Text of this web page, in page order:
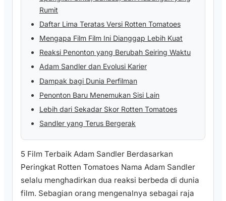
Rumit
Daftar Lima Teratas Versi Rotten Tomatoes
Mengapa Film Film Ini Dianggap Lebih Kuat
Reaksi Penonton yang Berubah Seiring Waktu
Adam Sandler dan Evolusi Karier
Dampak bagi Dunia Perfilman
Penonton Baru Menemukan Sisi Lain
Lebih dari Sekadar Skor Rotten Tomatoes
Sandler yang Terus Bergerak
5 Film Terbaik Adam Sandler Berdasarkan
Peringkat Rotten Tomatoes Nama Adam Sandler
selalu menghadirkan dua reaksi berbeda di dunia
film. Sebagian orang mengenalnya sebagai raja